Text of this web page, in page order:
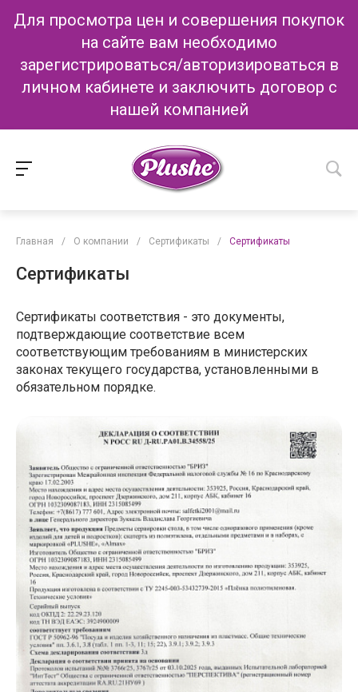
Для просмотра цен и совершения покупок
на сайте вам необходимо
зарегистрироваться/авторизироваться в
личном кабинете и заключить договор с
нашей компанией
Главная / О компании / Сертификаты / Сертификаты
Сертификаты
Сертификаты соответствия - это документы,
подтверждающие соответствие всем
соответствующим требованиям в министерских
законах текущего государства, установленными в
обязательном порядке.